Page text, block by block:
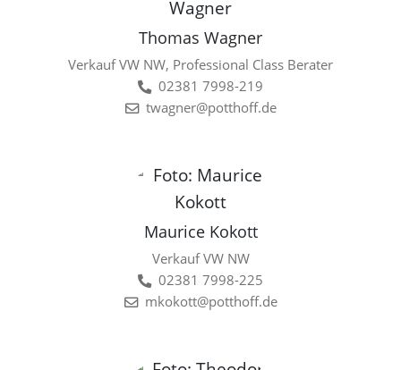
Thomas Wagner
Verkauf VW NW, Professional Class Berater
02381 7998-219
twagner@potthoff.de
Maurice Kokott
Verkauf VW NW
02381 7998-225
mkokott@potthoff.de